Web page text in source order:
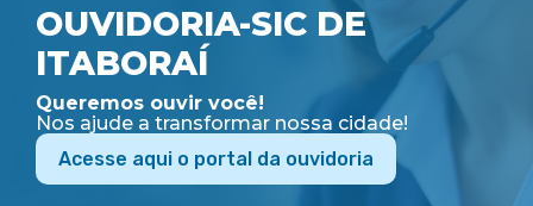
OUVIDORIA-SIC DE
ITABORAÍ
Queremos ouvir você!
Nos ajude a transformar nossa cidade!
Acesse aqui o portal da ouvidoria